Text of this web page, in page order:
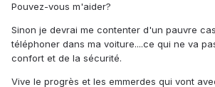
Pouvez-vous m'aider?
Sinon je devrai me contenter d'un pauvre
téléphoner dans ma voiture....ce qui ne va
confort et de la sécurité.
Vive le progrès et les emmerdes qui vont